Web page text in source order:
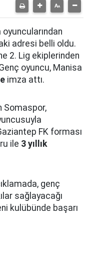
oyuncularından
adresi belli oldu.
2. Lig ekiplerinden
oyuncu, Manisa
imza attı.
Somaspor,
FK forması
ile 3 yıllık
genç
sağlayacağı
kulübünde başarı